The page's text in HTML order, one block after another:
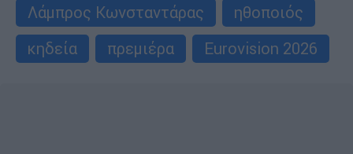
Λάμπρος Κωνσταντάρας
ηθοποιός
κηδεία
πρεμιέρα Eurovision 2026